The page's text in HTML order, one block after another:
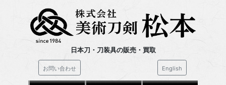
日本刀・刀装具の販売・買取
お問い合わせ English